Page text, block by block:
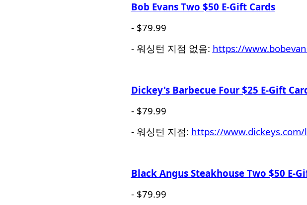
Bob Evans Two $50 E-Gift Cards
- $79.99
- 워싱턴 지점 없음: https://
Dickey's Barbecue Four $25 E-Gift
- $79.99
- 워싱턴 지점: https://
Black Angus Steakhouse Two $50 E-
- $79.99